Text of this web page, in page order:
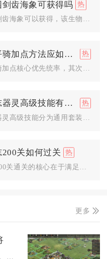
齿海象可获得吗
疯狂动物园剑齿海象可以获得，该生物是极地地图专属隐藏动物，无...
点方法应如何选择
帝王三国平骑加点核心优先统率，其次武力，少量补智力；常规比例...
灵高级技能有哪些
少年三国志器灵高级技能分为通用套装高级技能与武器、盔甲、头盔...
关如何过关
更多